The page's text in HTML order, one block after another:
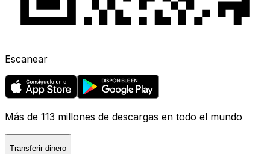
Escanear
Más de 113 millones de descargas en todo el mundo
Transferir dinero